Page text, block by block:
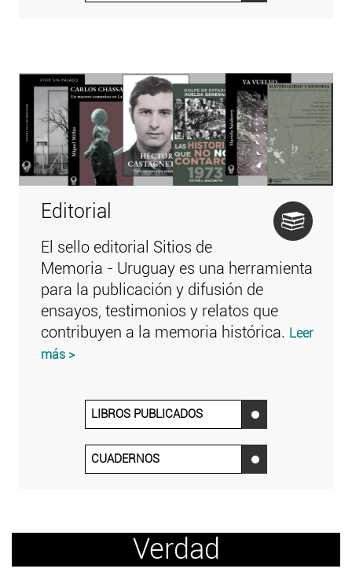
Editorial
El sello editorial Sitios de
Memoria - Uruguay es una herramienta
para la publicación y difusión de
ensayos, testimonios y relatos que
contribuyen a la memoria histórica. Leer
más >
LIBROS PUBLICADOS ‌
CUADERNOS ‌
Verdad